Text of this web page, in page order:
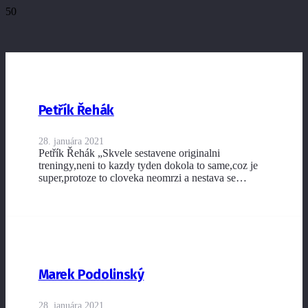
Petřík Řehák
28. januára 2021
Petřík Řehák „Skvele sestavene originalni
treningy,neni to kazdy tyden dokola to same,coz je
super,protoze to cloveka neomrzi a nestava se…
Marek Podolinský
28. januára 2021